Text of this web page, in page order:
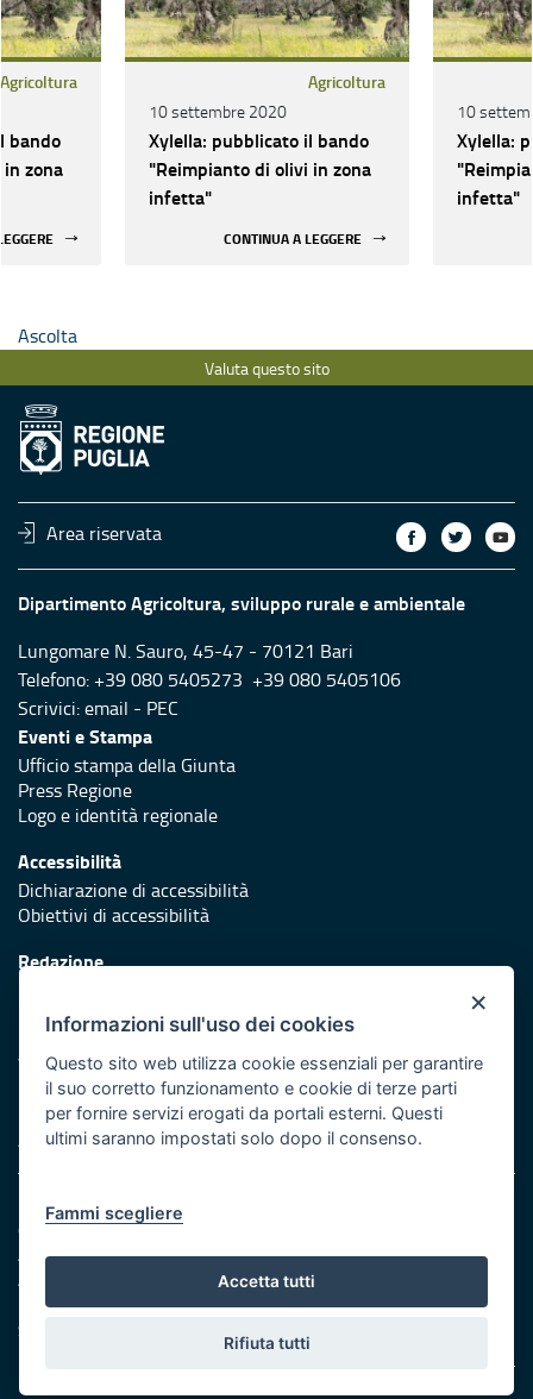
Agricoltura
bando
zona
Agricoltura
10 settembre 2020
Xylella: pubblicato il bando
"Reimpianto di olivi in zona
infetta"
CONTINUA A LEGGERE
10
Xylella:
infetta"
Ascolta
Valuta questo sito
Area riservata
Dipartimento Agricoltura, sviluppo rurale e ambientale
Lungomare N. Sauro, 45-47 - 70121 Bari
Telefono: +39 080 5405273 +39 080 5405106
Scrivici:email - PEC
Eventi e Stampa
Ufficio stampa della Giunta
Press Regione
Logo e identità regionale
Accessibilità
Dichiarazione di accessibilità
Obiettivi di accessibilità
Redazione
Protezione civile
Vai al sito di Protezione Civile Puglia
Iniziativa finanziata con risorse del POR Puglia 2014/2020 -
Asse XI
Note legali
Cookie e privacy
Amministrazione trasparente
Atti di notifica
Feed RSS
Servizi Intranet
×
Informazioni sull'uso dei cookies
Questo sito web utilizza cookie essenziali per garantire
il suo corretto funzionamento e cookie di terze parti
per fornire servizi erogati da portali esterni. Questi
ultimi saranno impostati solo dopo il consenso.
Fammi scegliere
Accetta tutti
Rifiuta tutti